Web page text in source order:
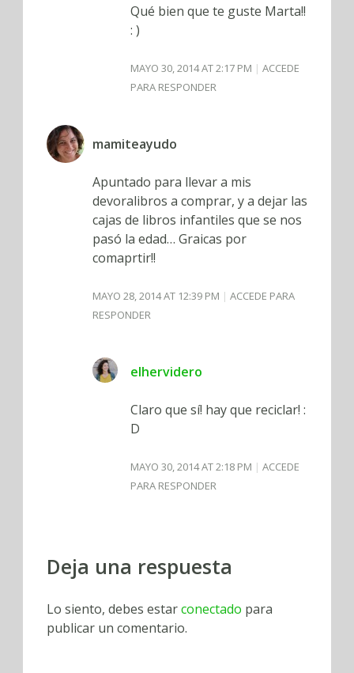
Qué bien que te guste Marta!!
: )
MAYO 30, 2014 AT 2:17 PM
ACCEDE
PARA RESPONDER
mamiteayudo
Apuntado para llevar a mis
devoralibros a comprar, y a dejar las
cajas de libros infantiles que se nos
pasó la edad… Graicas por
comaprtir!!
MAYO 28, 2014 AT 12:39 PM
ACCEDE PARA
RESPONDER
elhervidero
Claro que sí! hay que reciclar! :
D
MAYO 30, 2014 AT 2:18 PM
ACCEDE
PARA RESPONDER
Deja una respuesta
Lo siento, debes estarconectado para
publicar un comentario.